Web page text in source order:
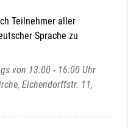
Muschenried
Teilnehmer aller
Sprache zu
von 13:00 - 16:00 Uhr
Eichendorffstr. 11,